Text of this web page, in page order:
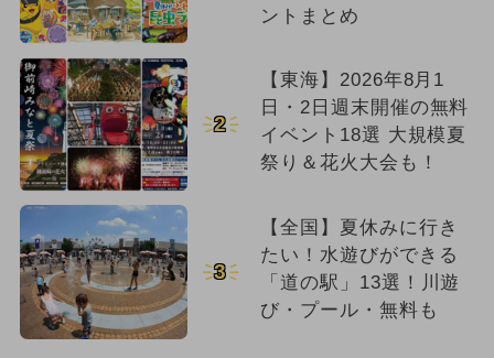
ントまとめ
2
【東海】2026年8月1
日・2日週末開催の無料
イベント18選 大規模夏
祭り＆花火大会も！
3
【全国】夏休みに行き
たい！水遊びができる
「道の駅」13選！川遊
び・プール・無料も